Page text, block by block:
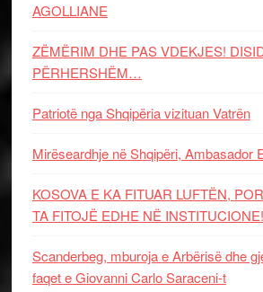
AGOLLIANE
ZËMËRIM DHE PAS VDEKJES!
PËRHERSHËM…
Patriotë nga Shqipëria vizituan Vatrën
Mirëseardhje në Shqipëri, Ambasador
KOSOVA E KA FITUAR LUFTËN,
TA FITOJË EDHE NË INSTITUCIONE!
Scanderbeg, mburoja e Arbërisë dhe
faqet e Giovanni Carlo Saraceni-t